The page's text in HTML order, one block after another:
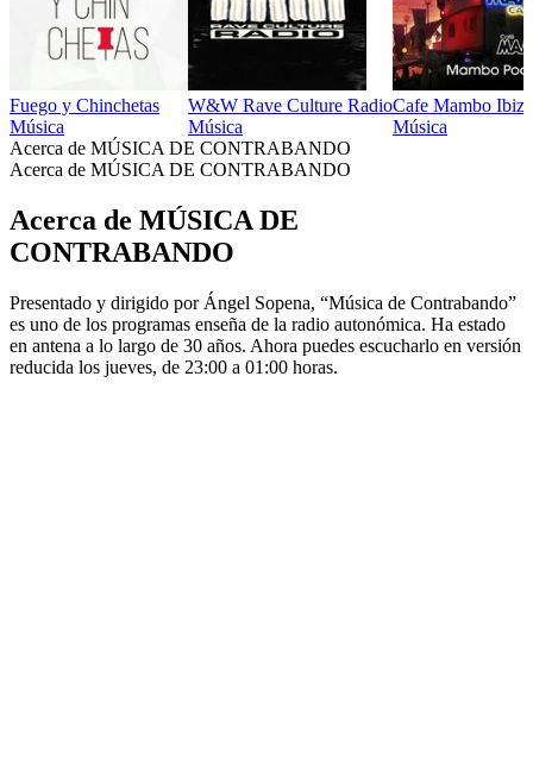
Fuego y Chinchetas
Música
W&W Rave Culture Radio
Música
Cafe Mambo
Música
Acerca de MÚSICA DE CONTRABANDO
Acerca de MÚSICA DE CONTRABANDO
Acerca de MÚSICA DE
CONTRABANDO
Presentado y dirigido por Ángel Sopena, “Música de Contrabando”
es uno de los programas enseña de la radio autonómica. Ha estado
en antena a lo largo de 30 años. Ahora puedes escucharlo en versión
reducida los jueves, de 23:00 a 01:00 horas.